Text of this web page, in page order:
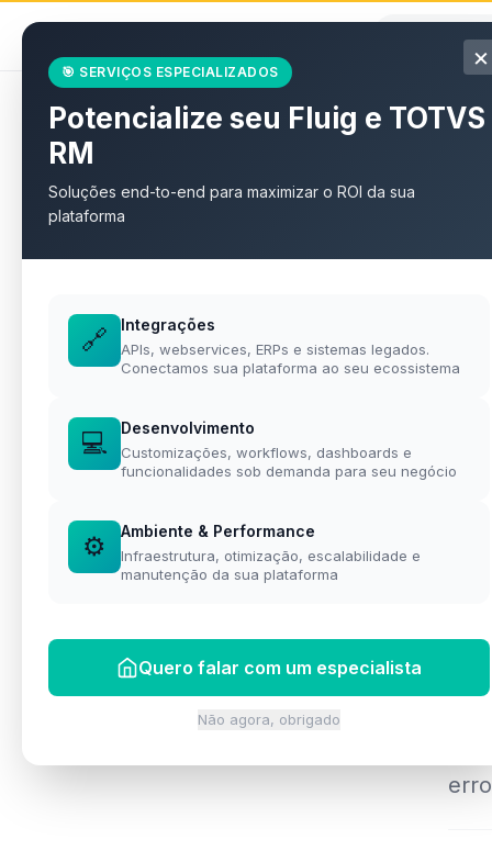
Todos os artigos
Desenvolvedor especialista
em TOTVS RM e Fluig,
aprendizados e soluções do
dia a dia.
Ver perfil completo →
×
🎯 SERVIÇOS ESPECIALIZADOS
Potencialize seu Fluig e TOTVS
RM
Soluções end-to-end para maximizar o ROI da sua
plataforma
🔗 Integrações
APIs, webservices, ERPs e sistemas legados.
Conectamos sua plataforma ao seu ecossistema
💻 Desenvolvimento
Customizações, workflows, dashboards e
funcionalidades sob demanda para seu negócio
⚙️ Ambiente & Performance
Infraestrutura, otimização, escalabilidade e
manutenção da sua plataforma
Quero falar com um especialista
Não agora, obrigado